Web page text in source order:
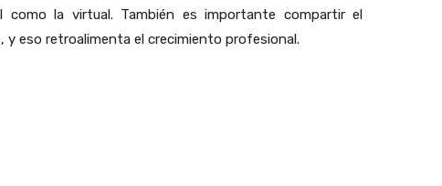
como la virtual. También es importante compartir el
y eso retroalimenta el crecimiento profesional.